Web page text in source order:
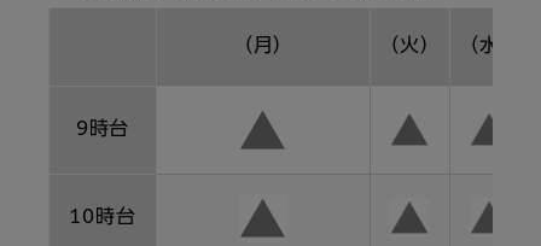
（月） （火） （水）
9時台
10時台